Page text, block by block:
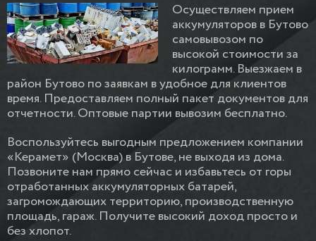
Осуществляем прием
аккумуляторов в Бутово
самовывозом по
высокой стоимости за
килограмм. Выезжаем в
район Бутово по заявкам в удобное для клиентов
время. Предоставляем полный пакет документов для
отчетности. Оптовые партии вывозим бесплатно.
Воспользуйтесь выгодным предложением компании
«Керамет» (Москва) в Бутове, не выходя из дома.
Позвоните нам прямо сейчас и избавьтесь от горы
отработанных аккумуляторных батарей,
загромождающих территорию, производственную
площадь, гараж. Получите высокий доход просто и
без хлопот.